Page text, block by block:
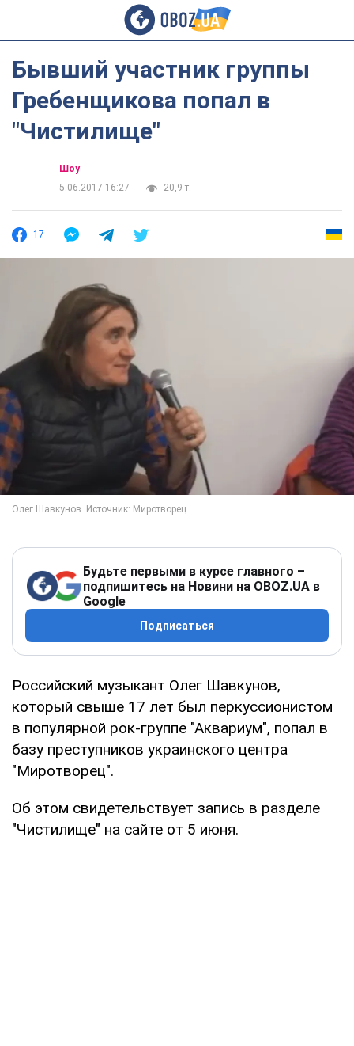
Бывший участник группы
Гребенщикова попал в
"Чистилище"
Шоу
5.06.2017 16:27
20,9 т.
17
Будьте первыми в курсе главного –
подпишитесь на Новини на OBOZ.UA в
Google
Подписаться
Российский музыкант Олег Шавкунов,
который свыше 17 лет был перкуссионистом
в популярной рок-группе "Аквариум", попал в
базу преступников украинского центра
"Миротворец".
Об этом свидетельствует запись в разделе
"Чистилище" на сайте от 5 июня.